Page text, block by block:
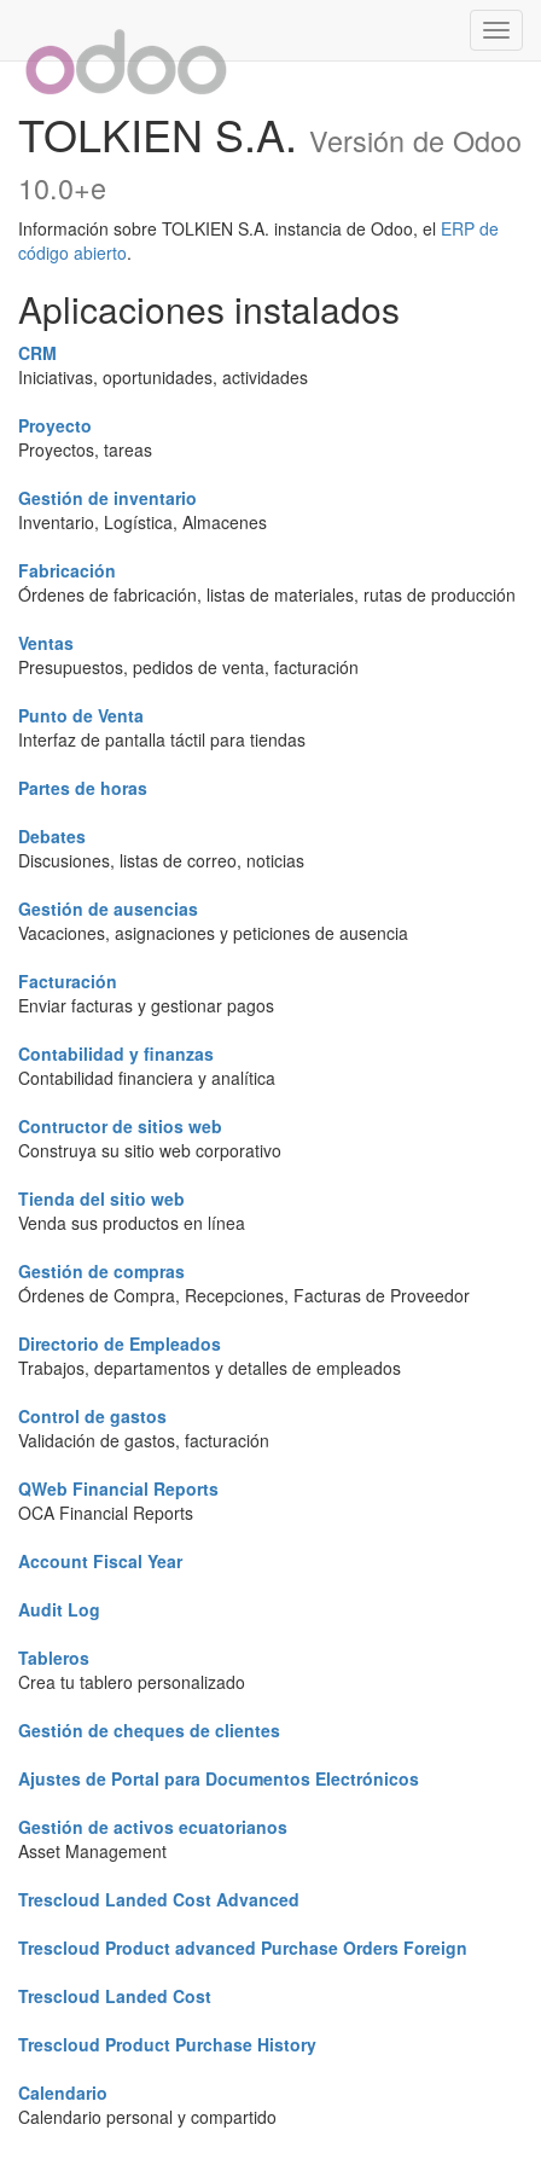
TOLKIEN S.A. Versión de Odoo
10.0+e
Información sobre TOLKIEN S.A. instancia de Odoo, el ERP de
código abierto.
Aplicaciones instalados
CRM
Iniciativas, oportunidades, actividades
Proyecto
Proyectos, tareas
Gestión de inventario
Inventario, Logística, Almacenes
Fabricación
Órdenes de fabricación, listas de materiales, rutas de producción
Ventas
Presupuestos, pedidos de venta, facturación
Punto de Venta
Interfaz de pantalla táctil para tiendas
Partes de horas
Debates
Discusiones, listas de correo, noticias
Gestión de ausencias
Vacaciones, asignaciones y peticiones de ausencia
Facturación
Enviar facturas y gestionar pagos
Contabilidad y finanzas
Contabilidad financiera y analítica
Contructor de sitios web
Construya su sitio web corporativo
Tienda del sitio web
Venda sus productos en línea
Gestión de compras
Órdenes de Compra, Recepciones, Facturas de Proveedor
Directorio de Empleados
Trabajos, departamentos y detalles de empleados
Control de gastos
Validación de gastos, facturación
QWeb Financial Reports
OCA Financial Reports
Account Fiscal Year
Audit Log
Tableros
Crea tu tablero personalizado
Gestión de cheques de clientes
Ajustes de Portal para Documentos Electrónicos
Gestión de activos ecuatorianos
Asset Management
Trescloud Landed Cost Advanced
Trescloud Product advanced Purchase Orders Foreign
Trescloud Landed Cost
Trescloud Product Purchase History
Calendario
Calendario personal y compartido